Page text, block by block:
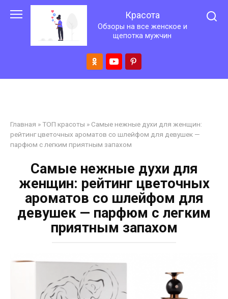
Перейти
Красота
Обзоры на все женское и
щепотка мужчин
Главная »ТОП красоты » Самые нежные духи для женщин:
рейтинг цветочных ароматов со шлейфом для девушек —
парфюм с легким приятным запахом
Самые нежные духи для
женщин: рейтинг цветочных
ароматов со шлейфом для
девушек — парфюм с легким
приятным запахом